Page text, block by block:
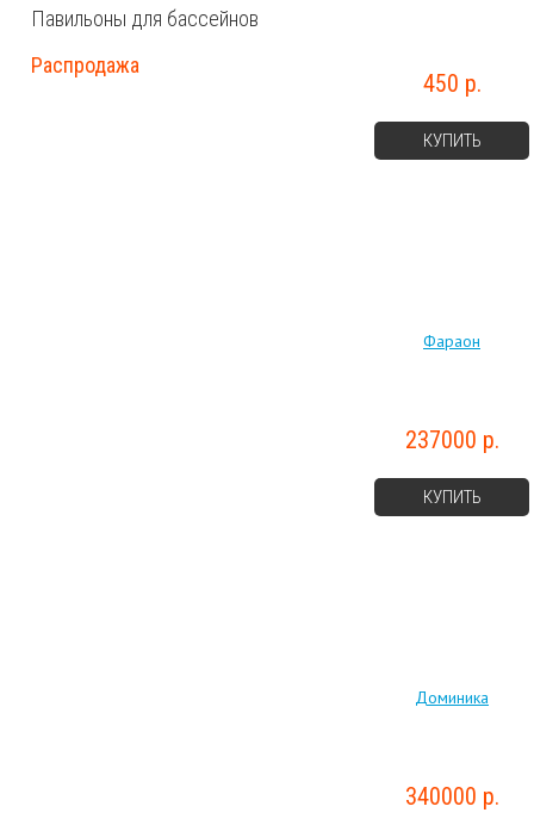
Павильоны для бассейнов
Распродажа
450 р.
КУПИТЬ
Фараон
237000 р.
КУПИТЬ
Доминика
340000 р.